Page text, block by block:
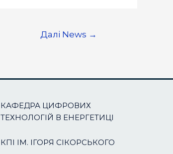
Далі News →
КАФЕДРА ЦИФРОВИХ
ТЕХНОЛОГІЙ В ЕНЕРГЕТИЦІ
КПІ ІМ. ІГОРЯ СІКОРСЬКОГО